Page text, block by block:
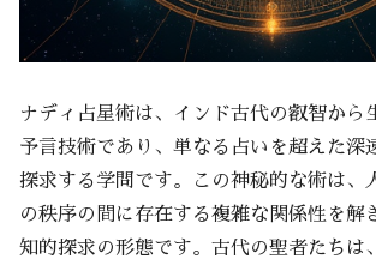
ナディ占星術は、インド古代の叡智から
予言技術であり、単なる占いを超えた深
探求する学問です。この神秘的な術は、
の秩序の間に存在する複雑な関係性を解
知的探求の形態です。古代の聖者たちは